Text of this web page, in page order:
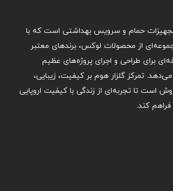
حمام و سرویس بهداشتی است که با
از محصولات لوکس، برندهای معتبر
برای طراحی و اجرای پروژه‌های عظیم
تمرکز گلزار هوم بر کیفیت، زیبایی،
است تا تجربه‌ای از زندگی با کیفیت اروپایی
فراهم کند.